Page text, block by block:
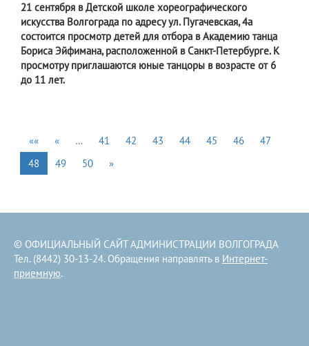
21 сентября в Детской школе хореографического
искусства Волгограда по адресу ул. Пугачевская, 4а
состоится просмотр детей для отбора в Академию танца
Бориса Эйфимана, расположенной в Санкт-Петербурге. К
просмотру приглашаются юные танцоры в возрасте от 6
до 11 лет.
«« « … 41 42 43 44 45 46
47
48
49 50 »
© ОФИЦИАЛЬНЫЙ САЙТ АДМИНИСТРАЦИИ ВОЛГОГРАДА
Тел. (8442) 30-13-24. Обращения направлять в Интернет-
приемную.